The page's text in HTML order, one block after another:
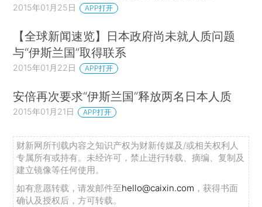
2015年01月25日 APP打开
【全球新闻速览】日本政府尚未就人质问题
与“伊斯兰国”取得联系
2015年01月22日 APP打开
安倍再次要求“伊斯兰国”释放两名日本人质
2015年01月21日 APP打开
财新网所刊载内容之知识产权为财新传媒及/或相关权利人
专属所有或持有。未经许可，禁止进行转载、摘编、复制及
建立镜像等任何使用。
如有意愿转载，请发邮件至hello@caixin.com ，获得书面
确认及授权后，方可转载。